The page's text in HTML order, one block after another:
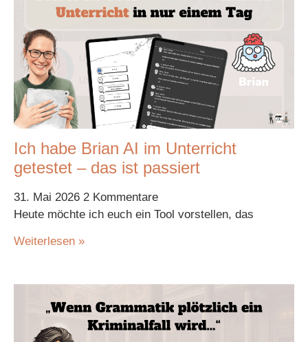
Ich habe Brian AI im Unterricht
getestet – das ist passiert
31. Mai 2026 2 Kommentare
Heute möchte ich euch ein Tool vorstellen, das
Weiterlesen »